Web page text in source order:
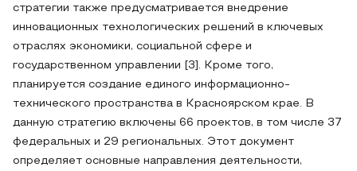
стратегии также предусматривается внедрение
инновационных технологических решений в ключевых
отраслях экономики, социальной сфере и
государственном управлении [3]. Кроме того,
планируется создание единого информационно-
технического пространства в Красноярском крае. В
данную стратегию включены 66 проектов, в том числе 37
федеральных и 29 региональных. Этот документ
определяет основные направления деятельности,